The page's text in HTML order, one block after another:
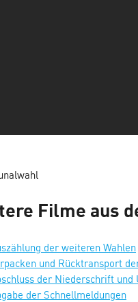
Filme aus
der weiteren Wahlen
und Rücktransport
der Niederschrift und
der Schnellmeldungen